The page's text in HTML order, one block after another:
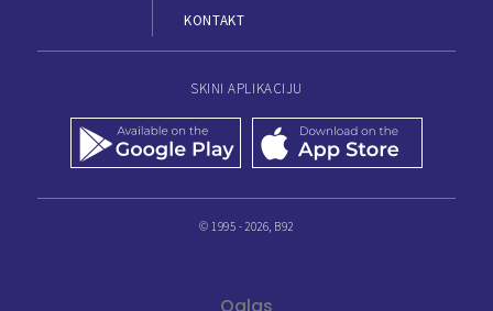
KONTAKT
SKINI APLIKACIJU
© 1995 - 2026, B92